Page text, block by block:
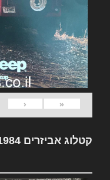
«
‹
קטלוג אביזרים Jeep 1984